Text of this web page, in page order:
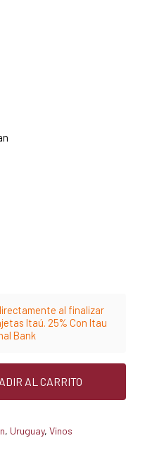
al finalizar
Itaú. 25% Con Itau
Bank
AL CARRITO
, Uruguay, Vinos